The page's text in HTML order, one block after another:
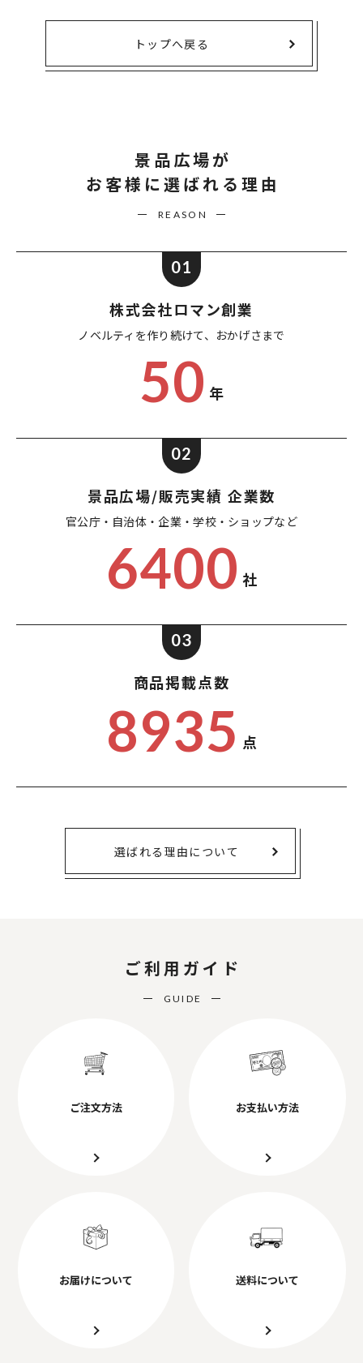
トップへ戻る
景品広場が
お客様に選ばれる理由
REASON
01
株式会社ロマン創業
ノベルティを作り続けて、 おかげさまで
50 年
02
景品広場/販売実績 企業数
官公庁・自治体・企業・学校・ショップなど
6400 社
03
商品掲載点数
8935 点
選ばれる理由について
ご利用ガイド
GUIDE
ご注文方法 お支払い方法
お届けについて 送料について